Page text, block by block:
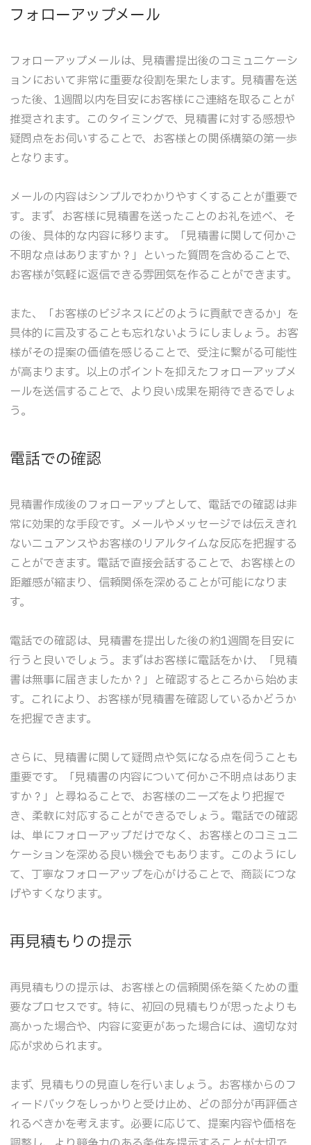
フォローアップメール
フォローアップメールは、見積書提出後のコミュニケーシ
ョンにおいて非常に重要な役割を果たします。見積書を送
った後、1週間以内を目安にお客様にご連絡を取ることが
推奨されます。このタイミングで、見積書に対する感想や
疑問点をお伺いすることで、お客様との関係構築の第一歩
となります。
メールの内容はシンプルでわかりやすくすることが重要で
す。まず、お客様に見積書を送ったことのお礼を述べ、そ
の後、具体的な内容に移ります。「見積書に関して何かご
不明な点はありますか？」といった質問を含めることで、
お客様が気軽に返信できる雰囲気を作ることができます。
また、「お客様のビジネスにどのように貢献できるか」を
具体的に言及することも忘れないようにしましょう。お客
様がその提案の価値を感じることで、受注に繋がる可能性
が高まります。以上のポイントを抑えたフォローアップメ
ールを送信することで、より良い成果を期待できるでしょ
う。
電話での確認
見積書作成後のフォローアップとして、電話での確認は非
常に効果的な手段です。メールやメッセージでは伝えきれ
ないニュアンスやお客様のリアルタイムな反応を把握する
ことができます。電話で直接会話することで、お客様との
距離感が縮まり、信頼関係を深めることが可能になりま
す。
電話での確認は、見積書を提出した後の約1週間を目安に
行うと良いでしょう。まずはお客様に電話をかけ、「見積
書は無事に届きましたか？」と確認するところから始めま
す。これにより、お客様が見積書を確認しているかどうか
を把握できます。
さらに、見積書に関して疑問点や気になる点を伺うことも
重要です。「見積書の内容について何かご不明点はありま
すか？」と尋ねることで、お客様のニーズをより把握で
き、柔軟に対応することができるでしょう。電話での確認
は、単にフォローアップだけでなく、お客様とのコミュニ
ケーションを深める良い機会でもあります。このようにし
て、丁寧なフォローアップを心がけることで、商談につな
げやすくなります。
再見積もりの提示
再見積もりの提示は、お客様との信頼関係を築くための重
要なプロセスです。特に、初回の見積もりが思ったよりも
高かった場合や、内容に変更があった場合には、適切な対
応が求められます。
まず、見積もりの見直しを行いましょう。お客様からのフ
ィードバックをしっかりと受け止め、どの部分が再評価さ
れるべきかを考えます。必要に応じて、提案内容や価格を